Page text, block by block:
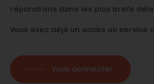
répondrons dans les plus brefs
Vous avez déjà un accès au service
Vous connecter